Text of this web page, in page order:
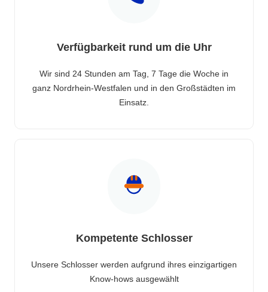
Verfügbarkeit rund um die Uhr
Wir sind 24 Stunden am Tag, 7 Tage die Woche in
ganz Nordrhein-Westfalen und in den Großstädten im
Einsatz.
Kompetente Schlosser
Unsere Schlosser werden aufgrund ihres einzigartigen
Know-hows ausgewählt